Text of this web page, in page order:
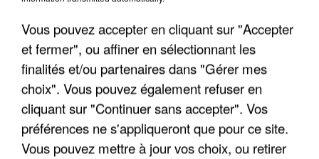
LES INTERVIEWS CHANTE
FRANCE
Voir plus
Vous pouvez accepter en cliquant sur "Accepter
et fermer", ou affiner en sélectionnant les
finalités et/ou partenaires dans "Gérer mes
choix". Vous pouvez également refuser en
cliquant sur "Continuer sans accepter". Vos
préférences ne s'appliqueront que pour ce site.
Vous pouvez mettre à jour vos choix, ou retirer